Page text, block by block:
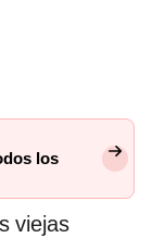
los
viejas